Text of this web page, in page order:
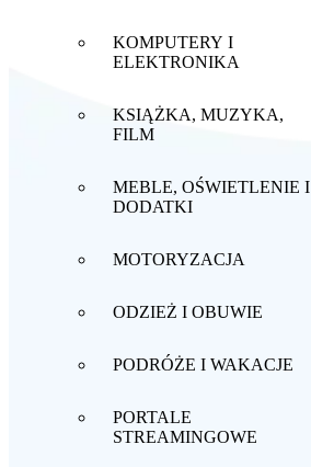
KOMPUTERY I
ELEKTRONIKA
KSIĄŻKA, MUZYKA,
FILM
MEBLE, OŚWIETLENIE I
DODATKI
MOTORYZACJA
ODZIEŻ I OBUWIE
PODRÓŻE I WAKACJE
PORTALE
STREAMINGOWE